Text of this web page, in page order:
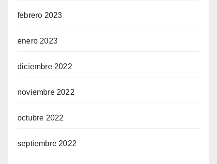
febrero 2023
enero 2023
diciembre 2022
noviembre 2022
octubre 2022
septiembre 2022